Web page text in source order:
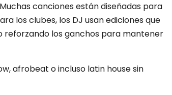
canciones están diseñadas para
los clubes, los DJ usan ediciones que
reforzando los ganchos para mantener
afrobeat o incluso latin house sin